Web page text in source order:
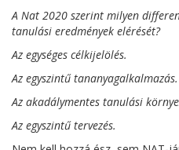
A Nat 2020 szerint milyen
tanulási eredmények elérését?
Az egységes célkijelölés.
Az egyszintű tananyagalkalmazás.
Az akadálymentes tanulási
Az egyszintű tervezés.